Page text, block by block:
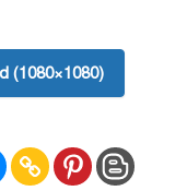
(1080×1080)